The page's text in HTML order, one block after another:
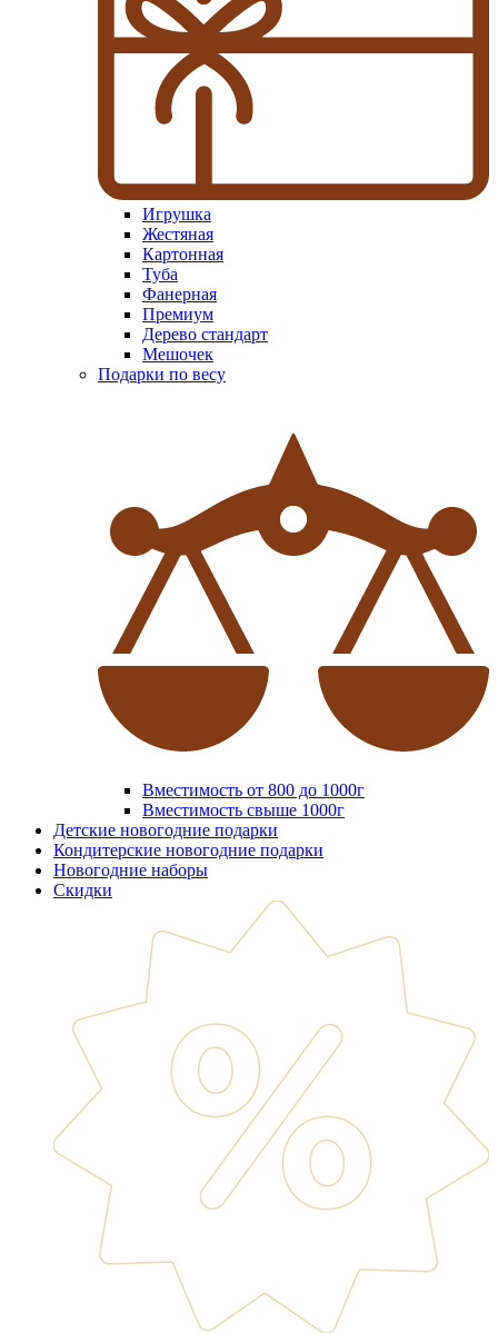
Игрушка
Жестяная
Картонная
Туба
Фанерная
Премиум
Дерево стандарт
Мешочек
Подарки по весу
Вместимость от 800 до 1000г
Вместимость свыше 1000г
Детские новогодние подарки
Кондитерские новогодние подарки
Новогодние наборы
Скидки